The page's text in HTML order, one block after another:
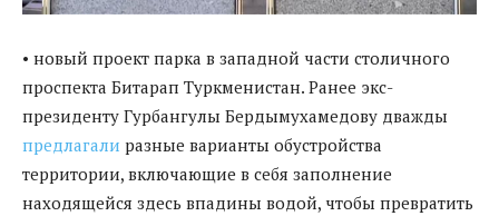
• новый проект парка в западной части столичного
проспекта Битарап Туркменистан. Ранее экс-
президенту Гурбангулы Бердымухамедову дважды
предлагали разные варианты обустройства
территории, включающие в себя заполнение
находящейся здесь впадины водой, чтобы превратить